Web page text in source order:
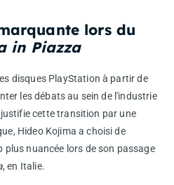
lors du
in Piazza
disques PlayStation à partir de
les débats au sein de l'industrie
cette transition par une
Hideo Kojima a choisi de
nuancée lors de son passage
, en Italie.